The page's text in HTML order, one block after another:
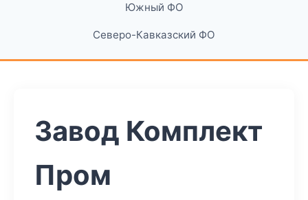
Южный ФО
Северо-Кавказский ФО
Завод Комплект
Пром